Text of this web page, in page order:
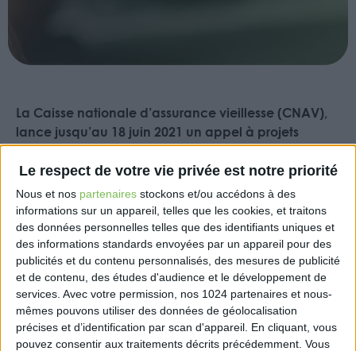
Le respect de votre vie privée est notre priorité
Nous et nos partenaires stockons et/ou accédons à des
informations sur un appareil, telles que les cookies, et traitons
des données personnelles telles que des identifiants uniques et
des informations standards envoyées par un appareil pour des
publicités et du contenu personnalisés, des mesures de publicité
et de contenu, des études d'audience et le développement de
services. Avec votre permission, nos 1024 partenaires et nous-
mêmes pouvons utiliser des données de géolocalisation
précises et d’identification par scan d'appareil. En cliquant, vous
pouvez consentir aux traitements décrits précédemment. Vous
La Caisse nationale d’assurance vieillesse (CNAV),
lance jusqu’au 18 juin 2021 un appel à projets
national prenant la forme d’une aide aux
investissements dans les « résidences autonomie »
(anciennement logements foyers). Le financement
peut atteindre 60% des dépenses visant à améliorer
le cadre de vie et favoriser la vie sociale et le
maintien de l’autonomie des retraités.
https://www.lassuranceretraite.fr/portail-
info/files/live/sites/pub/files/PDF/